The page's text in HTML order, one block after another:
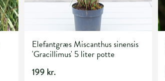
Elefantgræs Miscanthus sinensis
'Gracillimus' 5 liter potte
199 kr.